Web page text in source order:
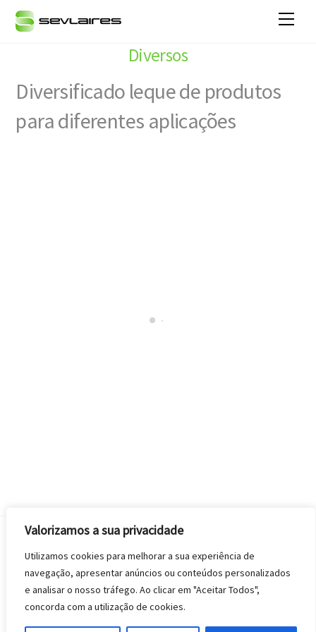
Valorizamos a sua privacidade
Utilizamos cookies para melhorar a sua experiência de
navegação, apresentar anúncios ou conteúdos personalizados
e analisar o nosso tráfego. Ao clicar em "Aceitar Todos",
concorda com a utilização de cookies.
Skip
Diversos
Diversificado leque de produtos
para diferentes aplicações
Back
To
Top
Copyright © 2020 Sevlaires Plásticos | Todos os direitos